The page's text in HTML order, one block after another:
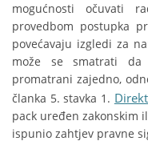
mogućnosti očuvati
provedbom postupka
povećavaju izgledi za
može se smatrati da
promatrani zajedno,
članka 5. stavka 1.
pack uređen zakonskim
ispunio zahtjev pravne